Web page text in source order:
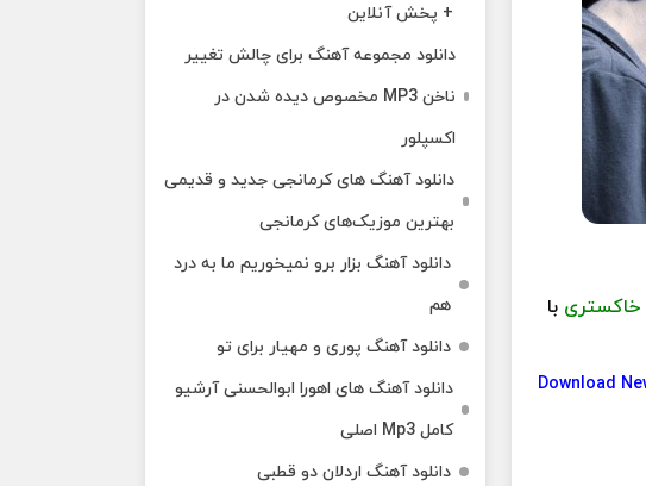
خاکستری با
Download
+ پخش آنلاین
دانلود مجموعه آهنگ برای چالش تغییر
ناخن MP3 مخصوص دیده شدن در
اکسپلور
دانلود آهنگ‌ های کرمانجی جدید و قدیمی
بهترین موزیک‌های کرمانجی
دانلود آهنگ بزار برو نمیخوریم ما به درد
هم
دانلود آهنگ پوری و مهیار برای تو
دانلود آهنگ های اهورا ابوالحسنی آرشیو
کامل Mp3 اصلی
دانلود آهنگ اردلان دو قطبی